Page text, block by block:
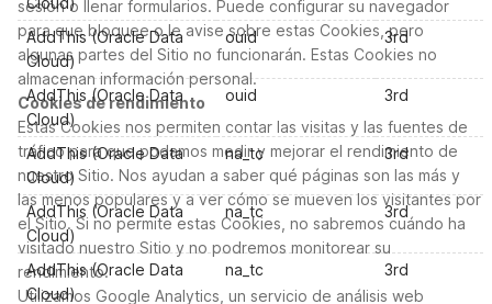
sesión o llenar formularios. Puede configurar su navegador
para que bloquee o le avise sobre estas Cookies, pero
algunas partes del Sitio no funcionarán. Estas Cookies no
almacenan información personal.
Cookies de rendimiento
Estas Cookies nos permiten contar las visitas y las fuentes de
tráfico para que podamos medir y mejorar el rendimiento de
nuestro Sitio. Nos ayudan a saber qué páginas son las más y
las menos populares y a ver cómo se mueven los visitantes por
el Sitio. Si no permite estas Cookies, no sabremos cuándo ha
visitado nuestro Sitio y no podremos monitorear su
rendimiento.
Utilizamos Google Analytics, un servicio de análisis web
AddThis (Oracle Data
Cloud)
ouid 3rd
AddThis (Oracle Data
Cloud)
ouid 3rd
AddThis (Oracle Data
Cloud)
na_tc 3rd
AddThis (Oracle Data
Cloud)
na_tc 3rd
AddThis (Oracle Data
Cloud)
na_tc 3rd